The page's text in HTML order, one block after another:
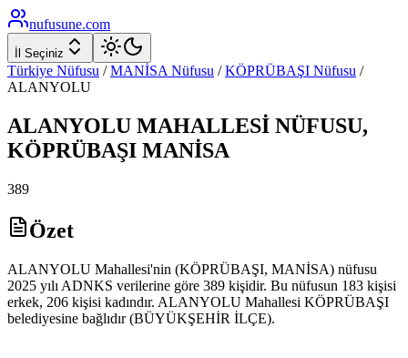
nufusune.com
İl Seçiniz
Türkiye Nüfusu / MANİSA Nüfusu / KÖPRÜBAŞI Nüfusu /
ALANYOLU
ALANYOLU MAHALLESİ NÜFUSU,
KÖPRÜBAŞI MANİSA
389
Özet
ALANYOLU Mahallesi'nin (KÖPRÜBAŞI, MANİSA) nüfusu
2025 yılı ADNKS verilerine göre 389 kişidir. Bu nüfusun 183 kişisi
erkek, 206 kişisi kadındır. ALANYOLU Mahallesi KÖPRÜBAŞI
belediyesine bağlıdır (BÜYÜKŞEHİR İLÇE).